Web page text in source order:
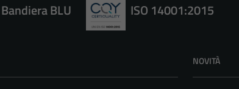
Bandiera BLU ISO 14001:2015
NOVITÀ